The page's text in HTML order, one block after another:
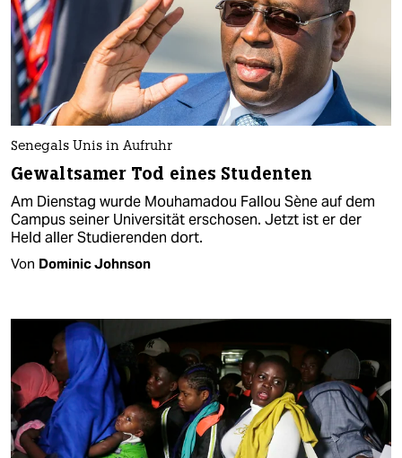
Senegals Unis in Aufruhr
Gewaltsamer Tod eines Studenten
Am Dienstag wurde Mouhamadou Fallou Sène auf dem
Campus seiner Universität erschosen. Jetzt ist er der
Held aller Studierenden dort.
Von Dominic Johnson